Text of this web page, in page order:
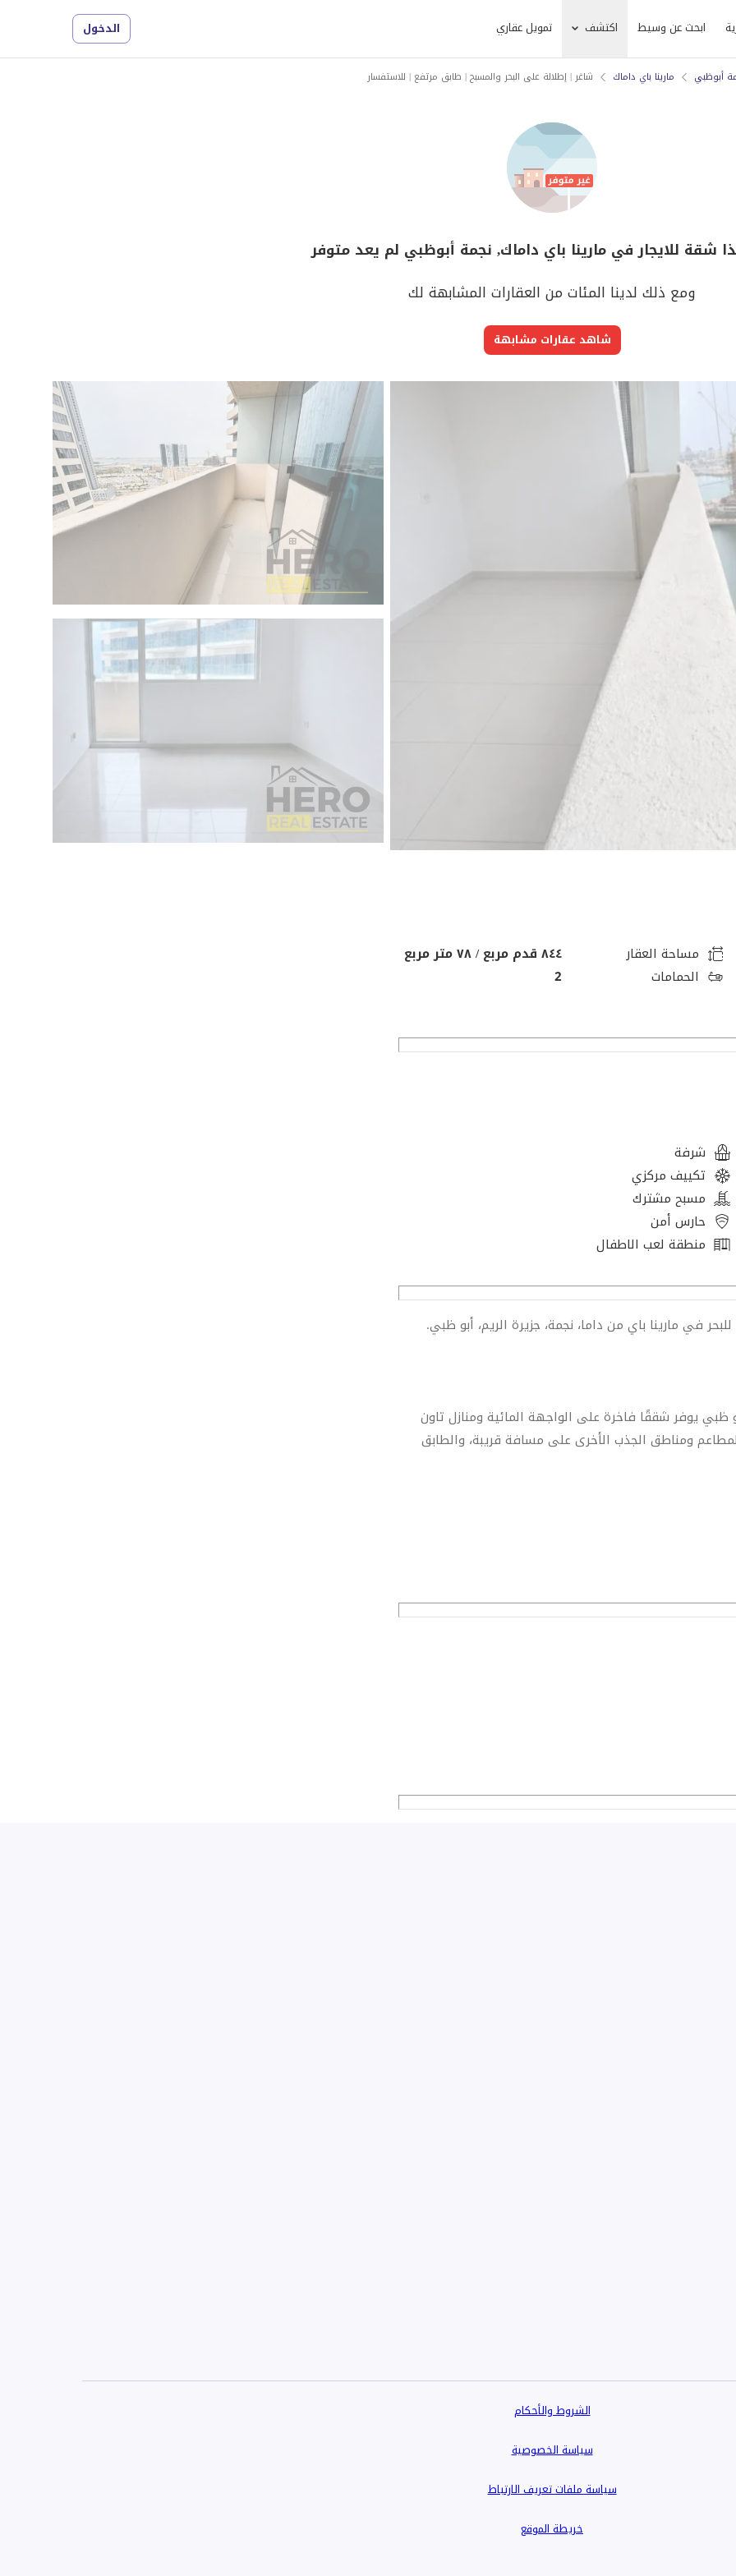
ابحث عن وسيط اكتشف تمويل عقاري الدخول
أبوظبي مارينا باي داماك شاغر | إطلالة على البحر والمسبح | طابق مرتفع | للاستفسار
شقة للايجار في مارينا باي داماك, نجمة أبوظبي لم يعد متوفر
ومع ذلك لدينا المئات من العقارات المشابهة لك
شاهد عقارات مشابهة
مساحة العقار
٨٤٤ قدم مربع / ٧٨ متر مربع
الحمامات
2
شرفة
تكييف مركزي
مسبح مشترك
حارس أمن
منطقة لعب الاطفال
في مارينا باي من داما، نجمة، جزيرة الريم، أبو ظبي.
ظبي يوفر شققًا فاخرة على الواجهة المائية ومنازل تاون
ومناطق الجذب الأخرى على مسافة قريبة، والطابق
العقارات التجارية والاستثمارية والسكنية في الإمارات
الشروط والأحكام
سياسة الخصوصية
سياسة ملفات تعريف الارتباط
خريطة الموقع